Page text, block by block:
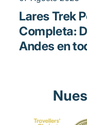
Lares Trek
Completa:
Andes en